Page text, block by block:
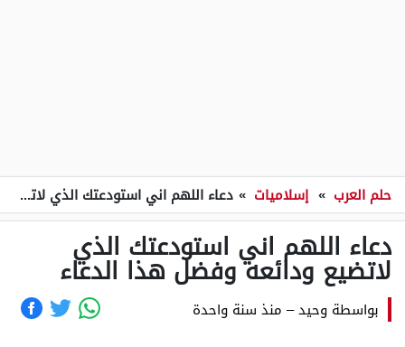
حلم العرب » إسلاميات » دعاء اللهم اني استودعتك الذي لاتضيع ودائعه وفضل هذا الدعاء
دعاء اللهم اني استودعتك الذي
لاتضيع ودائعه وفضل هذا الدعاء
بواسطة وحيد– منذ سنة واحدة